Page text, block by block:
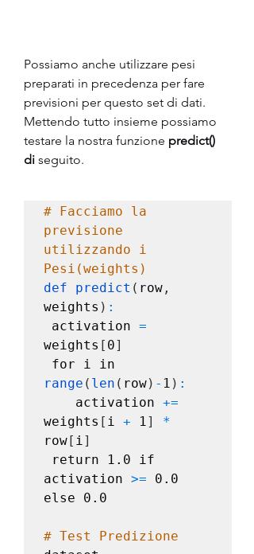
Possiamo anche utilizzare pesi
preparati in precedenza per fare
previsioni per questo set di dati.
Mettendo tutto insieme possiamo
testare la nostra funzione predict()
di seguito.
# Facciamo la
previsione
utilizzando i
Pesi(weights)
def predict ( row ,
weights ) :
activation =
weights [ 0]
range ( len ( row) - 1 ) :
    activation
+=
weights [ i + 1 ]
*
row[ i ]
activation >= 0.0
else 0.0
# Test Predizione